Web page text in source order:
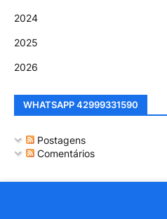
2024
2025
2026
WHATSAPP 42999331590
Postagens
Comentários